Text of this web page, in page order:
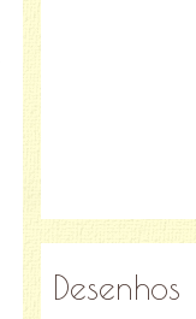
Desenhos